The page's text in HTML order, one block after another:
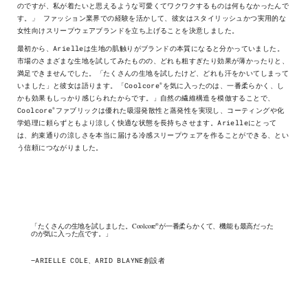
のですが、私が着たいと思えるような可愛くてワクワクするものは何もなかったんで
す。
」
ファッション業界での経験を活かして、彼女はスタイリッシュかつ実用的な
女性向けスリープウェアブランドを立ち上げることを決意しました。
最初から、Arielleは生地の肌触りがブランドの本質になると分かっていました。
市場のさまざまな生地を試してみたものの、どれも粗すぎたり効果が薄かったりと、
満足できませんでした。
「たくさんの生地を試したけど、どれも汗をかいてしまって
いました」と彼女は語ります。「Coolcore® を気に入ったのは、一番柔らかく、し
かも効果もしっかり感じられたからです。」自然の繊維構造を模倣することで、
Coolcore® ファブリックは優れた吸湿発散性と蒸発性を実現し、コーティングや化
学処理に頼らずともより涼しく快適な状態を長持ちさせます。Arielleにとって
は、約束通りの涼しさを本当に届ける冷感スリープウェアを作ることができる、とい
う信頼につながりました。
「たくさんの生地を試しました。Coolcore®が一番柔らかくて、機能も最高だった
のが気に入った点です。」
—ARIELLE COLE、ARID BLAYNE創設者